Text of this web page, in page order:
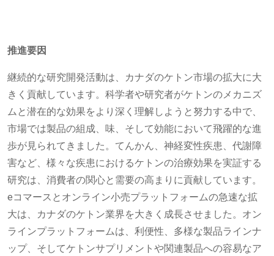
推進要因
継続的な研究開発活動は、カナダのケトン市場の拡大に大
きく貢献しています。科学者や研究者がケトンのメカニズ
ムと潜在的な効果をより深く理解しようと努力する中で、
市場では製品の組成、味、そして効能において飛躍的な進
歩が見られてきました。てんかん、神経変性疾患、代謝障
害など、様々な疾患におけるケトンの治療効果を実証する
研究は、消費者の関心と需要の高まりに貢献しています。
eコマースとオンライン小売プラットフォームの急速な拡
大は、カナダのケトン業界を大きく成長させました。オン
ラインプラットフォームは、利便性、多様な製品ラインナ
ップ、そしてケトンサプリメントや関連製品への容易なア